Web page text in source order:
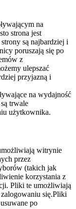
na
strona jest
są najbardziej i
poruszają się po
z
ulepszać
przyjazną i
na wydajność
trwale
użytkownika.
witrynie
przez
(takich jak
korzystania z
Pliki te umożliwiają
się.Pliki
po